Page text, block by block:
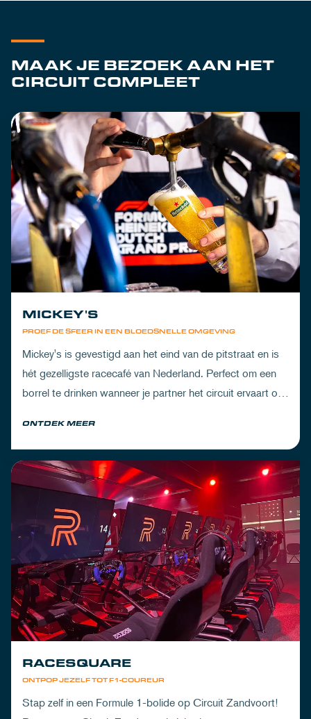
MAAK JE BEZOEK AAN HET
CIRCUIT COMPLEET
PROEF DE SFEER IN EEN BLOEDSNELLE OMGEVING
MICKEY'S
Mickey's is gevestigd aan het eind van de pitstraat en is
hét gezelligste racecafé van Nederland. Perfect om een
borrel te drinken wanneer je partner het circuit ervaart of
ONTDEK MEER
ONTPOP JEZELF TOT F1-COUREUR
RACESQUARE
Stap zelf in een Formule 1-bolide op Circuit Zandvoort!